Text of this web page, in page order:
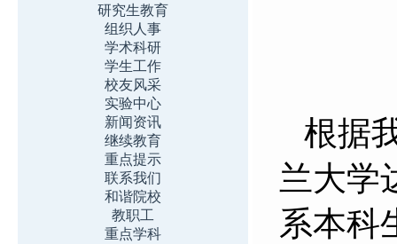
研究生教育
组织人事
学术科研
学生工作
校友风采
实验中心
新闻资讯
继续教育
重点提示
联系我们
和谐院校
教职工
重点学科
根据
兰大学
系本科